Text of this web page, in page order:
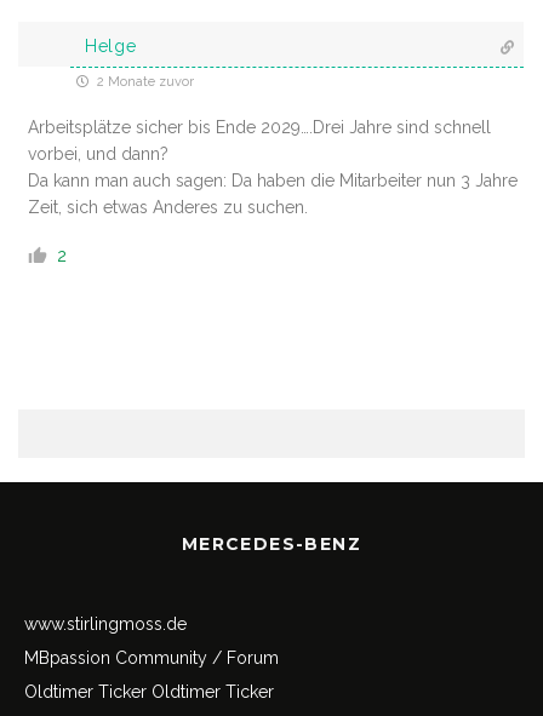
Helge
2 Monate zuvor
Arbeitsplätze sicher bis Ende 2029….Drei Jahre sind schnell
vorbei, und dann?
Da kann man auch sagen: Da haben die Mitarbeiter nun 3 Jahre
Zeit, sich etwas Anderes zu suchen.
2
MERCEDES-BENZ
www.stirlingmoss.de
MBpassion Community / Forum
Oldtimer Ticker Oldtimer Ticker